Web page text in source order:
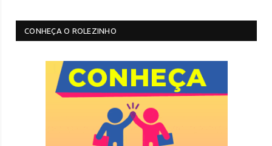
CONHEÇA O ROLEZINHO